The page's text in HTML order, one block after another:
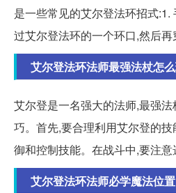
是一些常见的艾尔登法环招式:1.
过艾尔登法环的一个环口,然后再
艾尔登法环法师最强法杖怎
艾尔登是一名强大的法师,最强
巧。首先,要合理利用艾尔登的
御和控制技能。在战斗中,要注意
艾尔登法环法师必学魔法位